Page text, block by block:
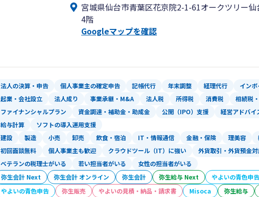
が可能になったと多くのお客様にご満足頂いており
歓迎です。
多くのお客様がクラウド会計・給与などを導入頂い
でのやりとりやzoomなどテレビ電話でのお打ち合
の資料のやりとりを行うことが増えております。
のご面談も可能ですが、慣れてくるとご対応が早い
なっています。
起業・創業の支援にも力を入れており、会社設立前
連のサービスをご提供可能です。
各所属専門家との情報連携が密に行う事ができるた
度も行う必要が出てくるところ、そのような必要も
体のことを考えたご提案が可能という強みがありま
また、補助金･助成金等の公的支援にも力を入れてお
で支援を行っております。顧問契約がなくても単発
https://www.united-advisers.com/shiennavi/
宮城県仙台市青葉区花京院2-1-61オークツリー仙
4階
Googleマップを確認
法人の決算・申告 個人事業主の確定申告 記帳代行 年末調整 経理代行 イン
起業・会社設立
法人成り 事業承継・M&A 法人税 所得税 消費税 相続税
ファイナンシャルプラン
資金調達・補助金・助成金 公開（IPO）支援 経営アドバイ
給与計算
ソフトの導入運用支援
建設 製造 小売 卸売 飲食・宿泊 IT・情報通信 金融・保険 理美容
初回面談無料 個人事業主も歓迎 クラウドツール（IT）に強い 外貨取引・外貨預金
ベテランの税理士がいる
若い担当者がいる 女性の担当者がいる
弥生会計 Next 弥生会計 オンライン 弥生会計 弥生給与 Next やよいの青色申
やよいの青色申告
弥生販売 やよいの見積・納品・請求書 Misoca 弥生給与